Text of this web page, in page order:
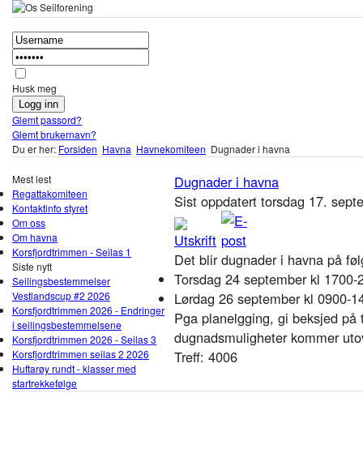
Husk meg
Glemt passord?
Glemt brukernavn?
Du er her: Forsiden Havna Havnekomiteen Dugnader i havna
Mest lest
Regattakomiteen
Kontaktinfo styret
Om oss
Om havna
Korsfjordtrimmen - Seilas 1
Siste nytt
Seilingsbestemmelser
Vestlandscup #2 2026
Korsfjordtrimmen 2026 - Endringer
i seilingsbestemmelsene
Korsfjordtrimmen 2026 - Seilas 3
Korsfjordtrimmen seilas 2 2026
Huftarøy rundt - klasser med
startrekkefølge
Dugnader i havna
Sist oppdatert torsdag 17.
Det blir dugnader i havna på
Torsdag 24 september kl 1700-
Lørdag 26 september kl 0900-
Pga planelgging, gi beksjed
dugnadsmuligheter kommer
Treff: 4006